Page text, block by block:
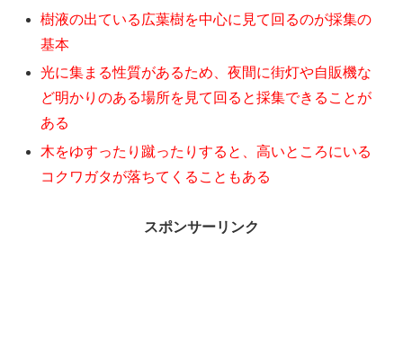
樹液の出ている広葉樹を中心に見て回るのが採集の
基本
光に集まる性質があるため、夜間に街灯や自販機な
ど明かりのある場所を見て回ると採集できることが
ある
木をゆすったり蹴ったりすると、高いところにいる
コクワガタが落ちてくることもある
スポンサーリンク